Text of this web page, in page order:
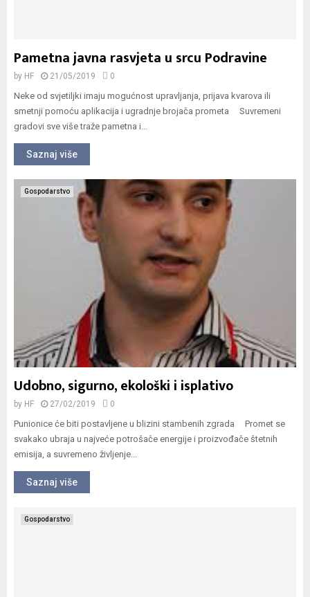
Pametna javna rasvjeta u srcu Podravine
by HF 21/05/2019 0
Neke od svjetiljki imaju mogućnost upravljanja, prijava kvarova ili
smetnji pomoću aplikacija i ugradnje brojača prometa Suvremeni
gradovi sve više traže pametna i...
Saznaj više
Gospodarstvo
Udobno, sigurno, ekološki i isplativo
by HF 27/02/2019 0
Punionice će biti postavljene u blizini stambenih zgrada Promet se
svakako ubraja u najveće potrošače energije i proizvođače štetnih
emisija, a suvremeno življenje...
Saznaj više
Gospodarstvo